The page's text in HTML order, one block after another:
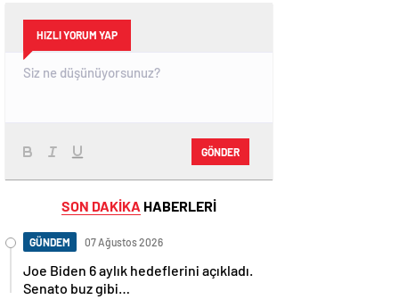
HIZLI YORUM YAP
GÖNDER
SON DAKİKA HABERLERİ
GÜNDEM 07 Ağustos 2026
Joe Biden 6 aylık hedeflerini açıkladı.
Senato buz gibi…